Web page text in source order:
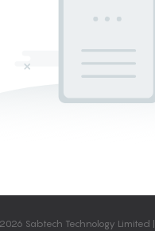
Sabtech Technology Limited |